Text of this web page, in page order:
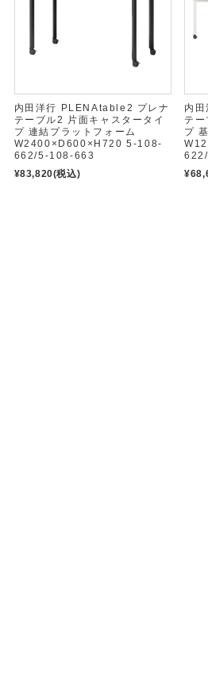
内田洋行 PLENAtable2 プレナ
テーブル2 片面キャスタータイ
プ 連結プラットフォーム
W2400×D600×H720 5-108-
662/5-108-663
¥83,820(税込)
内
テ
プ